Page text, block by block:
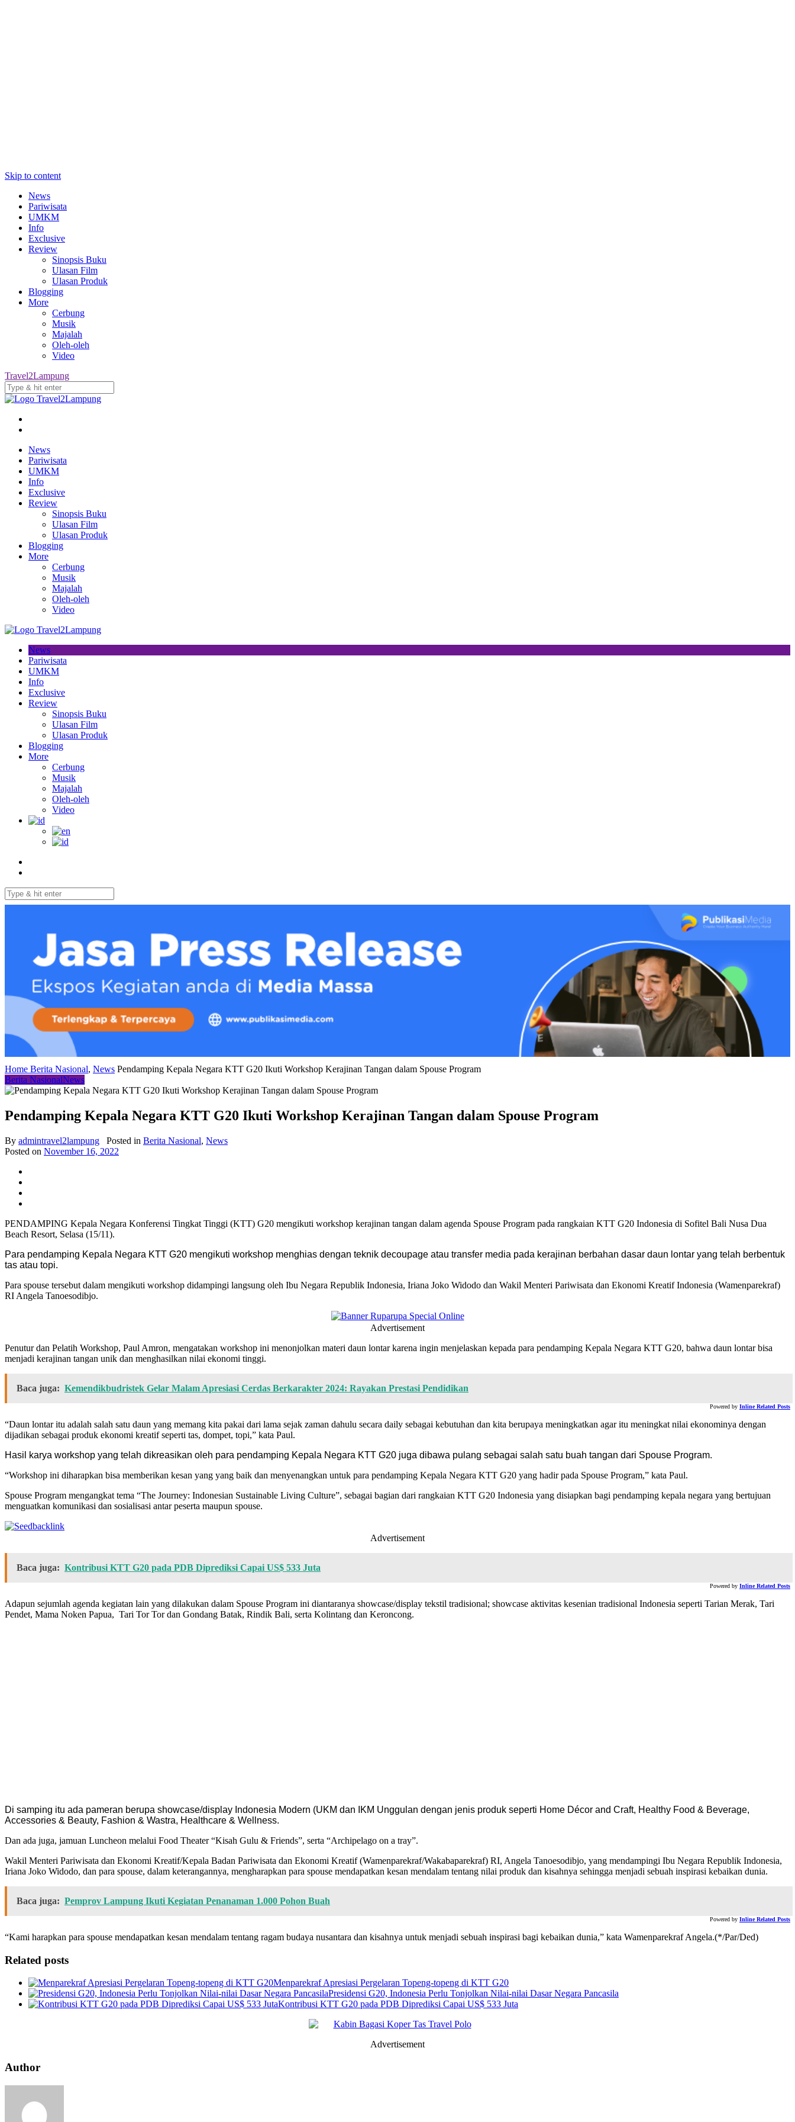
Skip to content
News
Pariwisata
UMKM
Info
Exclusive
Review
Sinopsis Buku
Ulasan Film
Ulasan Produk
Blogging
More
Cerbung
Musik
Majalah
Oleh-oleh
Video
Travel2Lampung
News
Pariwisata
UMKM
Info
Exclusive
Review
Sinopsis Buku
Ulasan Film
Ulasan Produk
Blogging
More
Cerbung
Musik
Majalah
Oleh-oleh
Video
News
Pariwisata
UMKM
Info
Exclusive
Review
Sinopsis Buku
Ulasan Film
Ulasan Produk
Blogging
More
Cerbung
Musik
Majalah
Oleh-oleh
Video
Home Berita Nasional, News Pendamping Kepala Negara KTT G20 Ikuti Workshop Kerajinan Tangan dalam Spouse Program
Berita NasionalNews
Pendamping Kepala Negara KTT G20 Ikuti Workshop Kerajinan Tangan dalam Spouse Program
By admintravel2lampung Posted in Berita Nasional, News
Posted on November 16, 2022
PENDAMPING Kepala Negara Konferensi Tingkat Tinggi (KTT) G20 mengikuti workshop kerajinan tangan dalam agenda Spouse Program pada rangkaian KTT G20 Indonesia di Sofitel Bali Nusa Dua
Beach Resort, Selasa (15/11).
Para pendamping Kepala Negara KTT G20 mengikuti workshop menghias dengan teknik decoupage atau transfer media pada kerajinan berbahan dasar daun lontar yang telah berbentuk
tas atau topi.
Para spouse tersebut dalam mengikuti workshop didampingi langsung oleh Ibu Negara Republik Indonesia, Iriana Joko Widodo dan Wakil Menteri Pariwisata dan Ekonomi Kreatif Indonesia (Wamenparekraf)
RI Angela Tanoesodibjo.
Advertisement
Penutur dan Pelatih Workshop, Paul Amron, mengatakan workshop ini menonjolkan materi daun lontar karena ingin menjelaskan kepada para pendamping Kepala Negara KTT G20, bahwa daun lontar bisa
menjadi kerajinan tangan unik dan menghasilkan nilai ekonomi tinggi.
Baca juga: Kemendikbudristek Gelar Malam Apresiasi Cerdas Berkarakter 2024: Rayakan Prestasi Pendidikan
Powered by Inline Related Posts
“Daun lontar itu adalah salah satu daun yang memang kita pakai dari lama sejak zaman dahulu secara daily sebagai kebutuhan dan kita berupaya meningkatkan agar itu meningkat nilai ekonominya dengan
dijadikan sebagai produk ekonomi kreatif seperti tas, dompet, topi,” kata Paul.
Hasil karya workshop yang telah dikreasikan oleh para pendamping Kepala Negara KTT G20 juga dibawa pulang sebagai salah satu buah tangan dari Spouse Program.
“Workshop ini diharapkan bisa memberikan kesan yang yang baik dan menyenangkan untuk para pendamping Kepala Negara KTT G20 yang hadir pada Spouse Program,” kata Paul.
Spouse Program mengangkat tema “The Journey: Indonesian Sustainable Living Culture”, sebagai bagian dari rangkaian KTT G20 Indonesia yang disiapkan bagi pendamping kepala negara yang bertujuan
menguatkan komunikasi dan sosialisasi antar peserta maupun spouse.
Advertisement
Baca juga: Kontribusi KTT G20 pada PDB Diprediksi Capai US$ 533 Juta
Powered by Inline Related Posts
Adapun sejumlah agenda kegiatan lain yang dilakukan dalam Spouse Program ini diantaranya showcase/display tekstil tradisional; showcase aktivitas kesenian tradisional Indonesia seperti Tarian Merak, Tari
Pendet, Mama Noken Papua, Tari Tor Tor dan Gondang Batak, Rindik Bali, serta Kolintang dan Keroncong.
Di samping itu ada pameran berupa showcase/display Indonesia Modern (UKM dan IKM Unggulan dengan jenis produk seperti Home Décor and Craft, Healthy Food & Beverage,
Accessories & Beauty, Fashion & Wastra, Healthcare & Wellness.
Dan ada juga, jamuan Luncheon melalui Food Theater “Kisah Gulu & Friends”, serta “Archipelago on a tray”.
Wakil Menteri Pariwisata dan Ekonomi Kreatif/Kepala Badan Pariwisata dan Ekonomi Kreatif (Wamenparekraf/Wakabaparekraf) RI, Angela Tanoesodibjo, yang mendampingi Ibu Negara Republik Indonesia,
Iriana Joko Widodo, dan para spouse, dalam keterangannya, mengharapkan para spouse mendapatkan kesan mendalam tentang nilai produk dan kisahnya sehingga menjadi sebuah inspirasi kebaikan dunia.
Baca juga: Pemprov Lampung Ikuti Kegiatan Penanaman 1.000 Pohon Buah
Powered by Inline Related Posts
“Kami harapkan para spouse mendapatkan kesan mendalam tentang ragam budaya nusantara dan kisahnya untuk menjadi sebuah inspirasi bagi kebaikan dunia,” kata Wamenparekraf Angela.(*/Par/Ded)
Related posts
Menparekraf Apresiasi Pergelaran Topeng-topeng di KTT G20
Presidensi G20, Indonesia Perlu Tonjolkan Nilai-nilai Dasar Negara Pancasila
Kontribusi KTT G20 pada PDB Diprediksi Capai US$ 533 Juta
Advertisement
Author